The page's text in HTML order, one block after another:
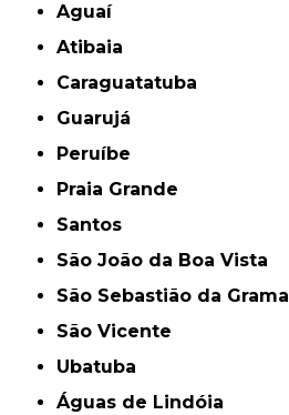
Aguaí
Atibaia
Caraguatatuba
Guarujá
Peruíbe
Praia Grande
Santos
São João da Boa Vista
São Sebastião da Grama
São Vicente
Ubatuba
Águas de Lindóia